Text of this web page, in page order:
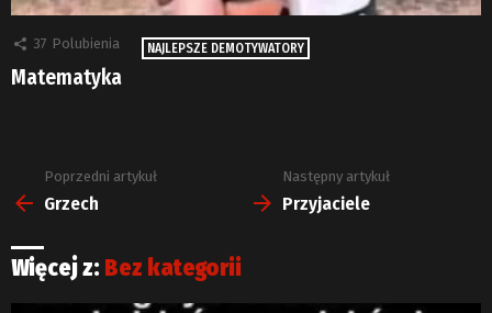
37 Polubienia NAJLEPSZE DEMOTYWATORY
Matematyka
Zobacz
więcej
Poprzedni artykuł
Grzech
Następny artykuł
Przyjaciele
Więcej z: Bez kategorii